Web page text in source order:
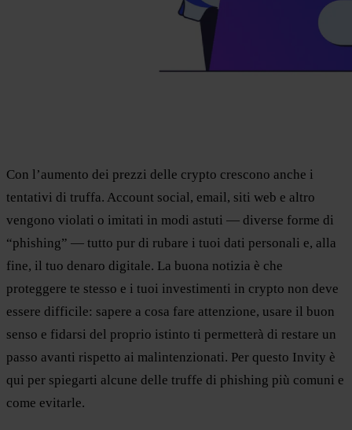
Con l’aumento dei prezzi delle crypto crescono anche i
tentativi di truffa. Account social, email, siti web e altro
vengono violati o imitati in modi astuti — diverse forme di
“phishing” — tutto pur di rubare i tuoi dati personali e, alla
fine, il tuo denaro digitale. La buona notizia è che
proteggere te stesso e i tuoi investimenti in crypto non deve
essere difficile: sapere a cosa fare attenzione, usare il buon
senso e fidarsi del proprio istinto ti permetterà di restare un
passo avanti rispetto ai malintenzionati. Per questo Invity è
qui per spiegarti alcune delle truffe di phishing più comuni e
come evitarle.